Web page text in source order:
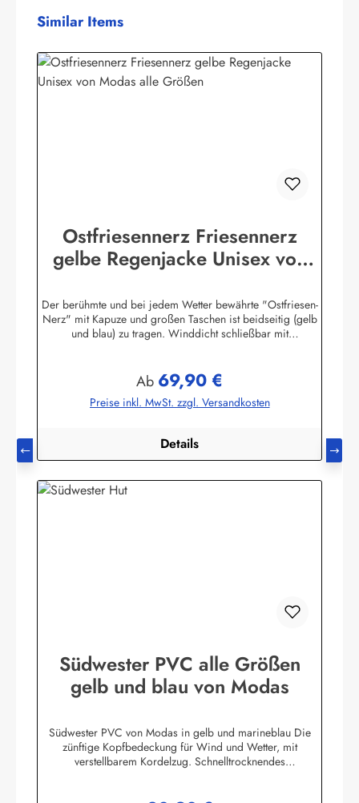
Produktgalerie überspringen
Similar Items
Ostfriesennerz Friesennerz
gelbe Regenjacke Unisex von
Der berühmte und bei jedem Wetter bewährte "Ostfriesen-
Nerz" mit Kapuze und großen Taschen ist beidseitig (gelb
und blau) zu tragen. Winddicht schließbar mit
(Polyvinylchlorid)Achtung! Die Jacken fallen groß aus. Bitte
Größentabelle beachten.Selbstverständlich gewähren wir
Ihnen ein Umtauschrecht! Herstellerinformationen:AS
Wittmundinfo@modas-bekleidung.de
Regulärer Preis:
Ab 69,90 €
Preise inkl. MwSt. zzgl. Versandkosten
Details
Südwester PVC alle Größen
gelb und blau von Modas
Südwester PVC von Modas in gelb und marineblau Die
zünftige Kopfbedeckung für Wind und Wetter, mit
verstellbarem Kordelzug. Schnelltrocknendes